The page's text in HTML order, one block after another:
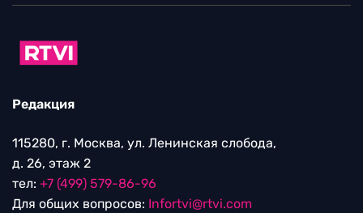
Редакция
115280, г. Москва, ул. Ленинская слобода,
д. 26, этаж 2
тел: +7 (499) 579-86-96
Для общих вопросов: Infortvi@rtvi.com